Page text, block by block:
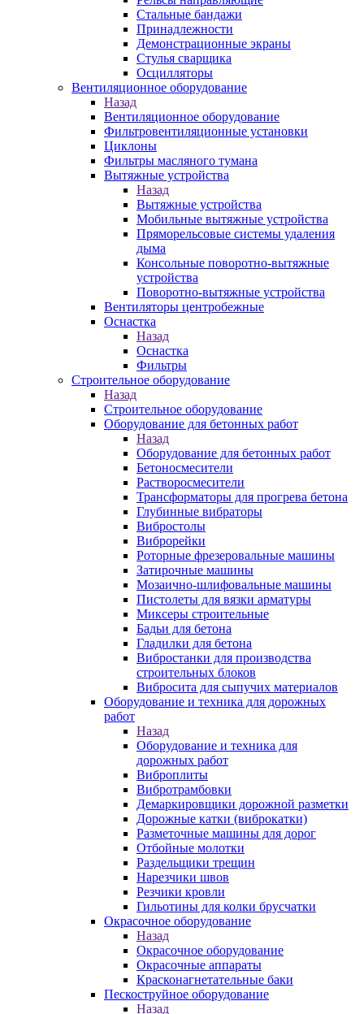
Стальные бандажи
Принадлежности
Демонстрационные экраны
Стулья сварщика
Осцилляторы
Вентиляционное оборудование
Назад
Вентиляционное оборудование
Фильтровентиляционные установки
Циклоны
Фильтры масляного тумана
Вытяжные устройства
Назад
Вытяжные устройства
Мобильные вытяжные устройства
Пряморельсовые системы удаления
дыма
Консольные поворотно-вытяжные
устройства
Поворотно-вытяжные устройства
Вентиляторы центробежные
Оснастка
Назад
Оснастка
Фильтры
Строительное оборудование
Назад
Строительное оборудование
Оборудование для бетонных работ
Назад
Оборудование для бетонных работ
Бетоносмесители
Растворосмесители
Трансформаторы для прогрева бетона
Глубинные вибраторы
Вибростолы
Виброрейки
Роторные фрезеровальные машины
Затирочные машины
Мозаично-шлифовальные машины
Пистолеты для вязки арматуры
Миксеры строительные
Бадьи для бетона
Гладилки для бетона
Вибростанки для производства
строительных блоков
Вибросита для сыпучих материалов
Оборудование и техника для дорожных
работ
Назад
Оборудование и техника для
дорожных работ
Виброплиты
Вибротрамбовки
Демаркировщики дорожной разметки
Дорожные катки (виброкатки)
Разметочные машины для дорог
Отбойные молотки
Раздельщики трещин
Нарезчики швов
Резчики кровли
Гильотины для колки брусчатки
Окрасочное оборудование
Назад
Окрасочное оборудование
Окрасочные аппараты
Красконагнетательные баки
Пескоструйное оборудование
Назад